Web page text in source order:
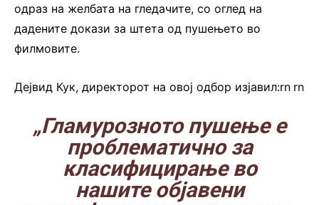
одраз на желбата на гледачите, со оглед на
дадените докази за штета од пушењето во
филмовите.
Дејвид Кук, директорот на овој одбор изјавил:rn rn
„Гламурозното пушење е
проблематично за
класифицирање во
нашите објавени